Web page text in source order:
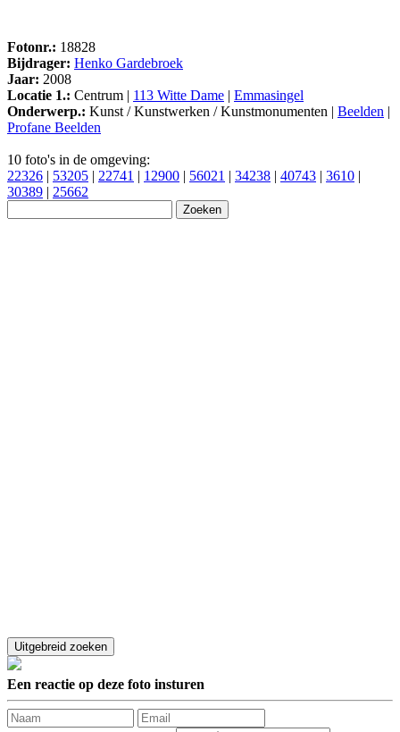
Fotonr.: 18828
Bijdrager: Henko Gardebroek
Jaar: 2008
Locatie 1.: Centrum | 113 Witte Dame | Emmasingel
Onderwerp.: Kunst / Kunstwerken / Kunstmonumenten | Beelden |
Profane Beelden
10 foto's in de omgeving:
22326 | 53205 | 22741 | 12900 | 56021 | 34238 | 40743 | 3610 |
30389 | 25662
Een reactie op deze foto insturen